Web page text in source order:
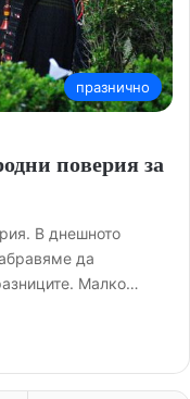
празнично
поверия за
В днешното
да
Малко…